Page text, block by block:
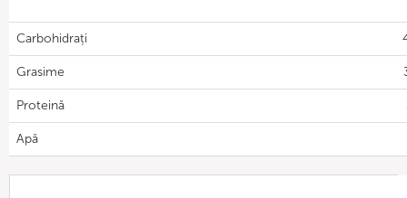
Carbohidrați
Grasime
Proteină
Apă